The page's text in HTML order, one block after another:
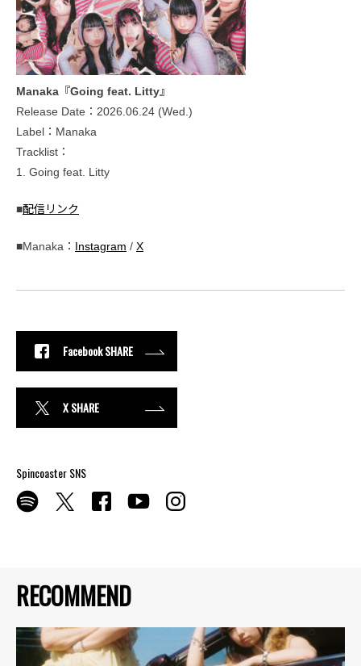
RECOMMEND
Manaka『Going feat. Litty』
Release Date：2026.06.24 (Wed.)
Label：Manaka
Tracklist：
1. Going feat. Litty
■配信リンク
■Manaka： Instagram / X
Facebook SHARE
X SHARE
Spincoaster SNS